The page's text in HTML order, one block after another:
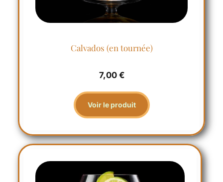
Calvados (en tournée)
7,00 €
Voir le produit